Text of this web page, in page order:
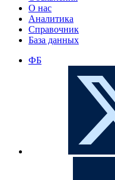
О нас
Аналитика
Справочник
База данных
ФБ